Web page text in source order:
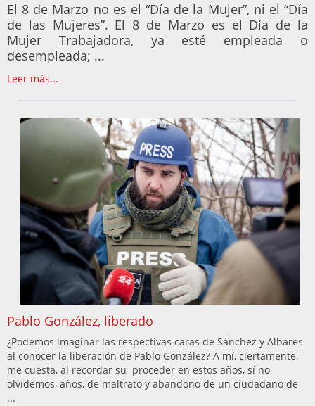
El 8 de Marzo no es el “Día de la Mujer”, ni el “Día
de las Mujeres”. El 8 de Marzo es el Día de la
Mujer Trabajadora, ya esté empleada o
desempleada; ...
Leer más...
Pablo González, liberado
¿Podemos imaginar las respectivas caras de Sánchez y Albares
al conocer la liberación de Pablo González? A mí, ciertamente,
me cuesta, al recordar su proceder en estos años, sí no
olvidemos, años, de maltrato y abandono de un ciudadano de
...